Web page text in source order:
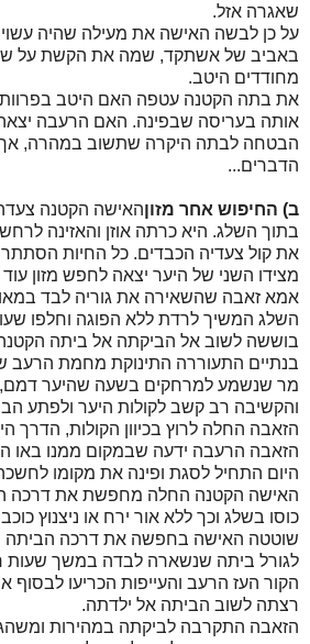
שאגרה אזל.
על כן לבשה האישה את מעילה שהיה
באביב של אשתקד, שמה את הקשת על
מחודדים היטב.
את בתה הקטנה עטפה האם היטב בפרוות
אותה בעריסה שבפינה. האם הרעבה
הבטחה לבתה היקרה שתשוב במהרה, אך
הדברים...
ב) החיפוש אחר מזוןהאישה הקטנה
בתוך השלג. היא כרתה אוזן והאזינה
את קול צעדיה הכבדים. כל החיות
מצידו השני של היער יצאה לחפש מזון
אמא זאבה שהשאירה את גוריה לבד
השלג המשיך לרדת ללא הפוגה וחלפו
בוששה לשוב אל הביקתה אל ביתה
בנתיים התעוררה התינוקת מחמת הרעב
מר שנשמע למרחקים בשעה שהיער דמם,
והקשיבה רב קשב לקולות היער ולפתע
הזאבה החלה לרוץ בכיוון הקולות, הדרך
הזאבה הרעבה ידעה שבמקום ממנו באו
היום התחיל לסגת ופינה את מקומו
האישה הקטנה החלה מחפשת את דרכה
כוסו בשלג וכך ללא אור ירח או ניצנוץ
שוטטה האישה בחפשה את דרכה הביתה
לגורל ביתה שנשארה לבדה במשך שעות
הקור העז הרעב והעייפות הכריעו
רצתה לשוב הביתה אל ילדתה.
הזאבה התקרבה לביקתה במהירות